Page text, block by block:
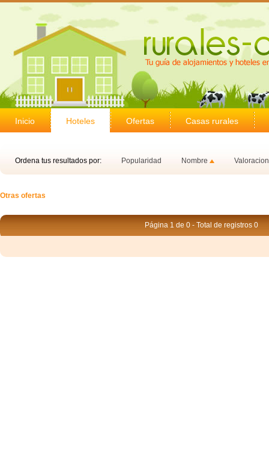
Inicio Hoteles Ofertas Casas rurales
Ordena tus resultados por: Popularidad Nombre
Otras ofertas
Página 1 de 0 - Total de registros 0